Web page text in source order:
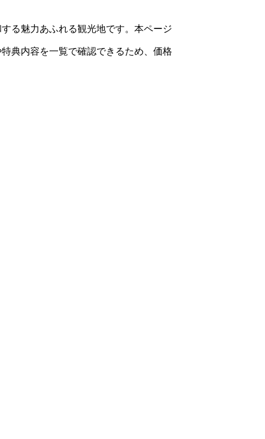
る魅力あふれる観光地です。本ページ
典内容を一覧で確認できるため、価格